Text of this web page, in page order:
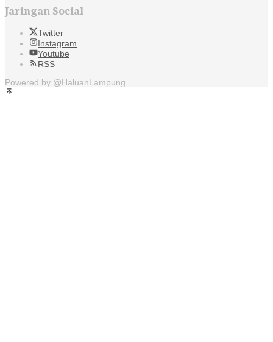
Jaringan Social
Twitter
Instagram
Youtube
RSS
Powered by @HaluanLampung